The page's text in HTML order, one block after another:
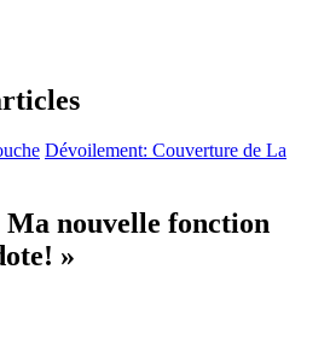
Dévoilement: Couverture de La
Ma nouvelle fonction
»